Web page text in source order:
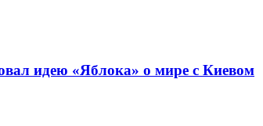
идею «Яблока» о мире с Киевом